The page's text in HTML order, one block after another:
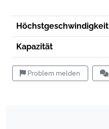
Höchstgeschwindigkeit
Kapazität
Problem melden